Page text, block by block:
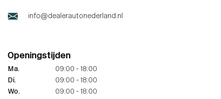
info@dealerautonederland.nl
Openingstijden
Ma.
09:00 - 18:00
Di.
09:00 - 18:00
Wo.
09:00 - 18:00